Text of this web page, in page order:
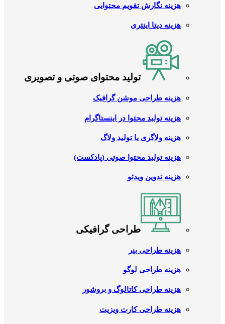
هزینه نگارش تقویم محتوایی
هزینه دیتا اینتری
تولید محتوای صوتی و تصویری
هزینه طراحی موشن گرافیک
هزینه تولید محتوا در اینستاگرام
هزینه ولاگری یا تولید ولاگ
هزینه تولید محتوا صوتی (پادکست)
هزینه تدوین ویدئو
طراحی گرافیکی
هزینه طراحی بنر
هزینه طراحی لوگو
هزینه طراحی کاتالوگ و بروشور
هزینه طراحی کارت ویزیت